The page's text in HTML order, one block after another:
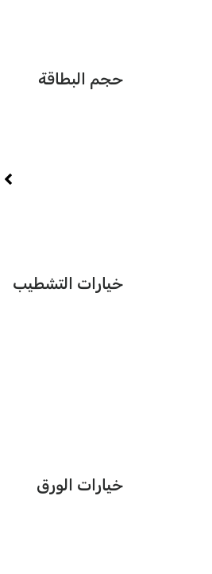
حجم البطاقة
خيارات التشطيب
خيارات الورق